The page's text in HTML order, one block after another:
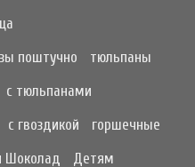
поштучно
тюльпаны
с тюльпанами
с гвоздикой
горшечные
Шоколад
Детям